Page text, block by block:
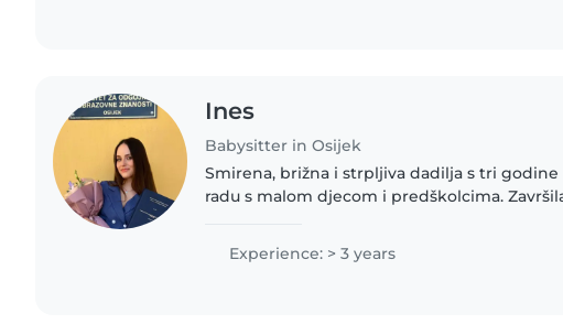
Ines
Babysitter in Osijek
Smirena, brižna i strpljiva dadilja s tri godine
radu s malom djecom i predškolcima.
obrazovanja, a trenutno..
Experience: > 3 years